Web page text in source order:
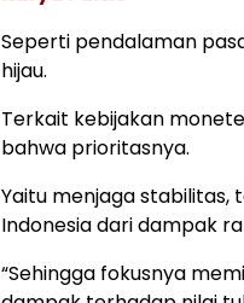
Seperti pendalaman
hijau.
Terkait kebijakan
bahwa prioritasnya.
Yaitu menjaga
Indonesia dari dampak
“Sehingga fokusnya